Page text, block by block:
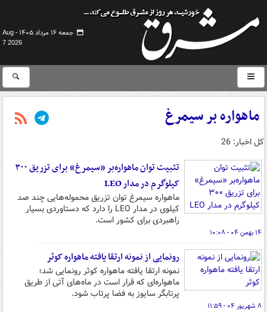
جمعه ۱۶ مرداد ۱۴۰۵ -
Aug
7 2026
ماهواره بر سیمرغ
کل اخبار: 26
تثبیت توان ماهواره‌بر «سیمرغ» برای تزریق ۳۰۰
کیلوگرم در مدار LEO
ماهواره سیمرغ توان تزریق محموله‌هایی چند صد
کیلوی در مدار LEO را دارد که دستاوردی بسیار
راهبردی برای کشور است.
۱۴ بهمن ۰۴ - ۱۰:۰۸
رونمایی از نمونه ارتقا یافته ماهواره کوثر
نمونه ارتقا یافته ماهواره کوثر رونمایی شد؛
ماهواره‌ای که قرار است در ماه‌های آتی از طریق
پرتابگر سایوز به فضا پرتاب شود.
۸ شهریور ۰۴ - ۱۱:۵۹